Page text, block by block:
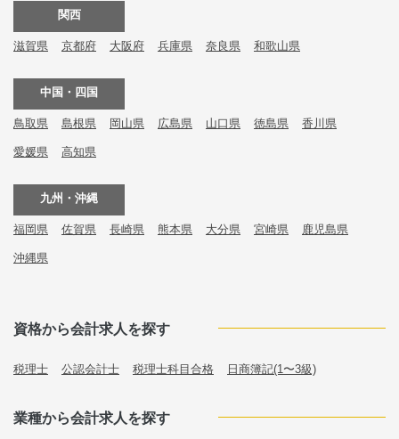
関西
滋賀県 京都府 大阪府 兵庫県 奈良県 和歌山県
中国・四国
鳥取県 島根県 岡山県 広島県 山口県 徳島県 香川県
愛媛県 高知県
九州・沖縄
福岡県 佐賀県 長崎県 熊本県 大分県 宮崎県 鹿児島県
沖縄県
資格から会計求人を探す
税理士 公認会計士 税理士科目合格 日商簿記(1〜3級)
業種から会計求人を探す